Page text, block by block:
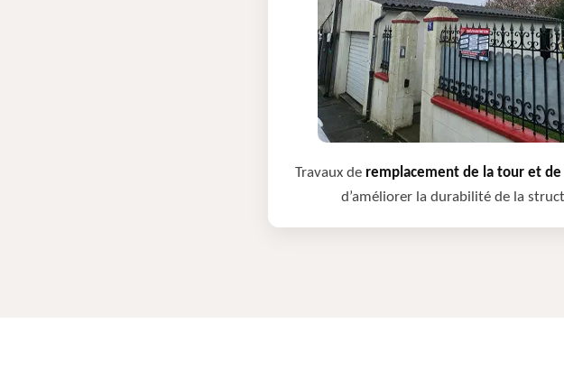
Travaux de remplacement de la tour et
d’améliorer la durabilité de la